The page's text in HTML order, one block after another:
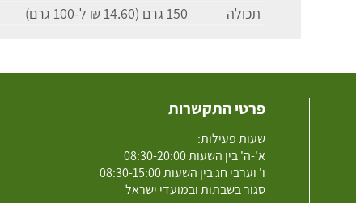
תכולה
150 גרם (14.60 ₪ ל-100 גרם)
פרטי התקשרות
שעות פעילות:
א'-ה' בין השעות 08:30-20:00
ו' וערבי חג בין השעות 08:30-15:00
סגור בשבתות ובמועדי ישראל